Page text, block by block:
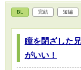
BL 完結 短編
瞳を閉ざした
がいい！